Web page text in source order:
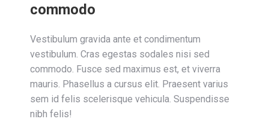
commodo
Vestibulum gravida ante et condimentum
vestibulum. Cras egestas sodales nisi sed
commodo. Fusce sed maximus est, et viverra
mauris. Phasellus a cursus elit. Praesent varius
sem id felis scelerisque vehicula. Suspendisse
nibh felis!